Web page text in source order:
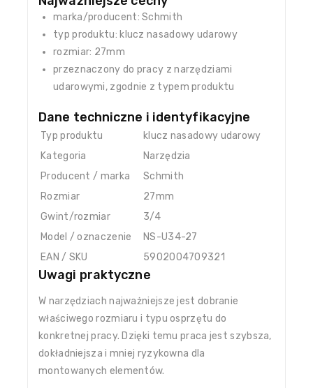
marka/producent: Schmith
typ produktu: klucz nasadowy udarowy
rozmiar: 27mm
przeznaczony do pracy z narzędziami
udarowymi, zgodnie z typem produktu
Dane techniczne i identyfikacyjne
Typ produktu
klucz nasadowy udarowy
Kategoria
Narzędzia
Producent / marka
Schmith
Rozmiar
27mm
Gwint/rozmiar
3/4
Model / oznaczenie
NS-U34-27
EAN / SKU
5902004709321
Uwagi praktyczne
W narzędziach najważniejsze jest dobranie
właściwego rozmiaru i typu osprzętu do
konkretnej pracy. Dzięki temu praca jest szybsza,
dokładniejsza i mniej ryzykowna dla
montowanych elementów.